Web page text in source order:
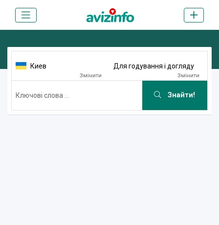
Киев
Змінити
Для годування і догляду
Змінити
Знайти!